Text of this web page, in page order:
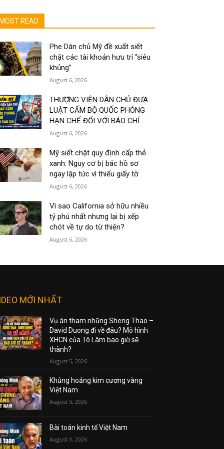
MOST READ
Phe Dân chủ Mỹ đề xuất siết
chặt các tài khoản hưu trí “siêu
khủng”
August 6, 2026
THƯỢNG VIỆN DÂN CHỦ ĐƯA
LUẬT CẤM BỘ QUỐC PHÒNG
HẠN CHẾ ĐỐI VỚI BÁO CHÍ
August 6, 2026
Mỹ siết chặt quy định cấp thẻ
xanh: Nguy cơ bị bác hồ sơ
ngay lập tức vì thiếu giấy tờ
August 6, 2026
Vì sao California sở hữu nhiều
tỷ phú nhất nhưng lại bị xếp
chót về tự do từ thiện?
August 6, 2026
MỚI NHẤT
Vụ án tham nhũng Sheng Thao –
David Duong đi về đâu? Mô hình
XHCN của Tô Lâm bao giờ sẽ
thành?
August 5, 2026
Khủng hoảng kim cương vàng
Việt Nam
August 5, 2026
Bài toán kinh tế Việt Nam
August 3, 2026